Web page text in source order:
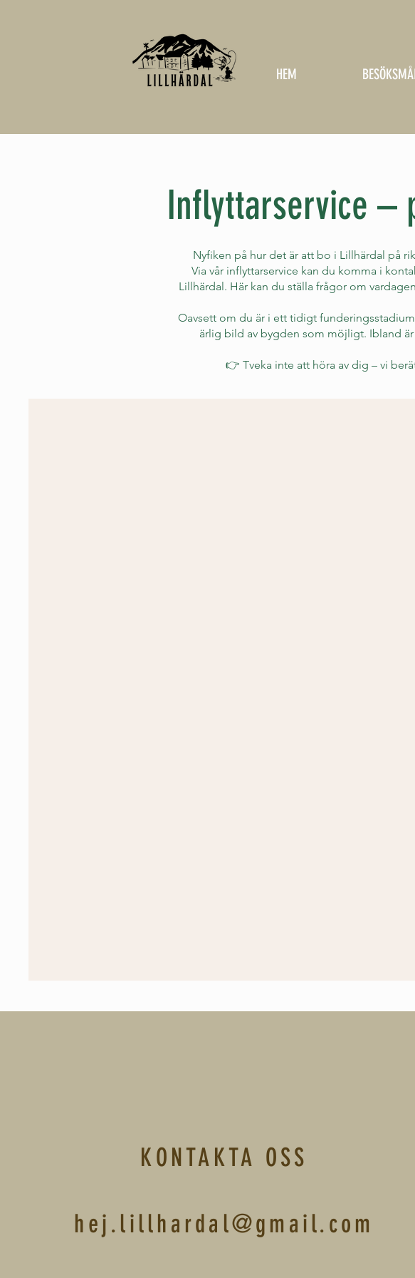
HEM
Inflyttarservice –
Nyfiken på hur det är att bo i Lillhärdal på
Via vår inflyttarservice kan du komma i
Lillhärdal. Här kan du ställa frågor om
Oavsett om du är i ett tidigt
ärlig bild av bygden som möjligt. Ibland
👉 Tveka inte att höra av dig – vi
KONTAKTA OSS
hej.lillhardal@gmail.com